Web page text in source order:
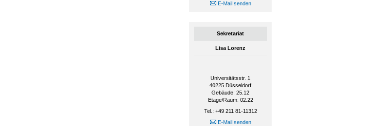
E-Mail senden
Sekretariat
Lisa Lorenz
Universitätsstr. 1
40225 Düsseldorf
Gebäude: 25.12
Etage/Raum: 02.22
Tel.: +49 211 81-11312
E-Mail senden